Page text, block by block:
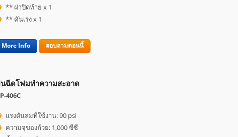
** ฝาปิดท้าย x 1
** คันเร่ง x 1
More Info สอบถามตอนนี้
ฉีดโฟมทำความสะอาด
406C
แรงดันลมที่ใช้งาน: 90 psi
ความจุของถ้วย: 1,000 ซีซี